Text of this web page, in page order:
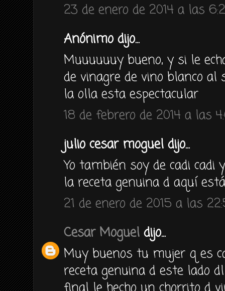
23 de enero de 2014 a las
Anónimo dijo...
Muuuuuuy bueno, y si le
de vinagre de vino blanco
la olla esta espectacular
18 de febrero de 2014 a las
julio cesar moguel dijo...
Yo también soy de cadi cadi
la receta genuina d aquí
21 de enero de 2015 a las
Cesar Moguel dijo...
Muy buenos tu mujer q es
receta genuina d este lado